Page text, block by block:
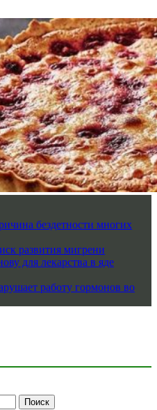
бездетности многих
развития мигрени
для лекарства в яде
работу гормонов во